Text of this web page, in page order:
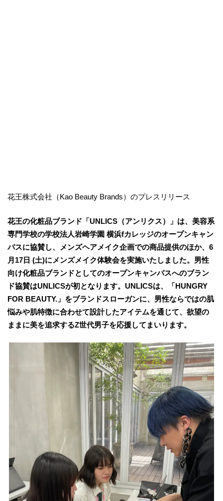
花王株式会社（Kao Beauty Brands）のプレスリリース
花王の化粧品ブランド「UNLICS（アンリクス）」は、美容系
専門学校の学校法人岩崎学園 横浜fカレッジのオープンキャン
パスに協賛し、メンズヘアメイク企画での商品提供のほか、6
月17日 (土)にメンズメイク体験会を実施いたしました。男性
向け化粧品ブランドとしてのオープンキャンパスへのブラン
ド協賛はUNLICSが初となります。UNLICSは、「HUNGRY
FOR BEAUTY.」をブランドスローガンに、男性ならではの肌
悩みや肌特徴に合わせて設計したアイテムを通じて、欲望の
ままに美を追求するZ世代男子を応援してまいります。